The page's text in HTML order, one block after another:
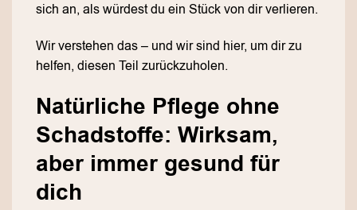
sich an, als würdest du ein Stück von dir verlieren.
Wir verstehen das – und wir sind hier, um dir zu
helfen, diesen Teil zurückzuholen.
Natürliche Pflege ohne
Schadstoffe: Wirksam,
aber immer gesund für
dich